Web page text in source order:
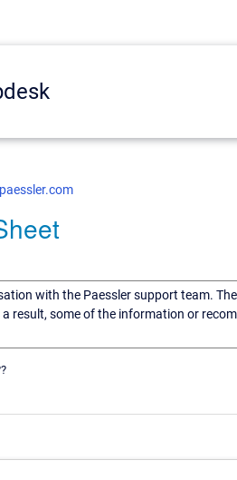
with the Paessler support team.
result, some of the information or